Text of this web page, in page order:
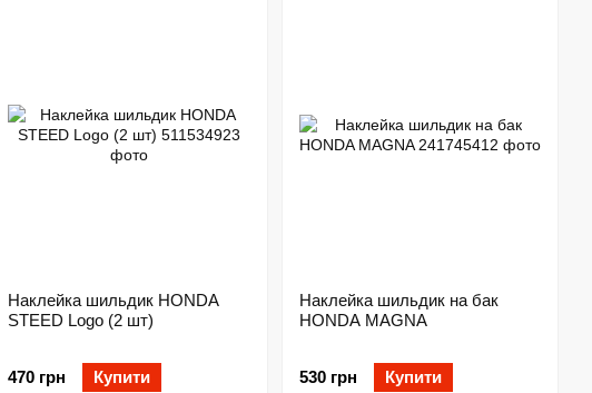
Наклейка шильдик HONDA
STEED Logo (2 шт)
470 грн Купити
Наклейка шильдик на бак
HONDA MAGNA
530 грн Купити